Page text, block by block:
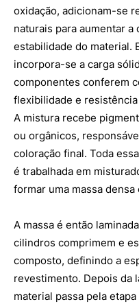
oxidação, adicionam-se
naturais para aumentar a
estabilidade do material.
incorpora-se a carga
componentes conferem
flexibilidade e
A mistura recebe
ou orgânicos,
coloração final. Toda
é trabalhada em
formar uma massa densa
A massa é então
cilindros comprimem e
composto, definindo a
revestimento. Depois da
material passa pela